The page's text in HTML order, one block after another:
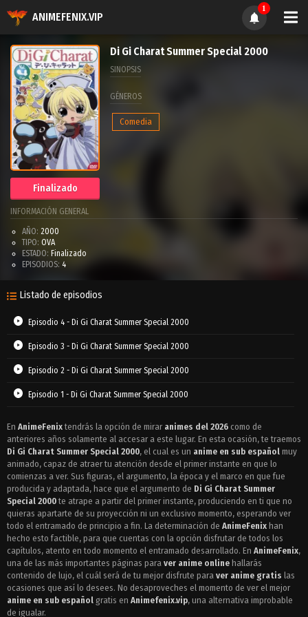
ANIMEFENIX.VIP
1
Finalizado
Di Gi Charat Summer Special 2000
SINOPSIS
GÉNEROS
Comedia
INFORMACIÓN GENERAL
AÑO: 2000
TIPO: OVA
ESTADO: Finalizado
EPISODIOS: 4
Listado de episodios
Episodio 4 - Di Gi Charat Summer Special 2000
Episodio 3 - Di Gi Charat Summer Special 2000
Episodio 2 - Di Gi Charat Summer Special 2000
Episodio 1 - Di Gi Charat Summer Special 2000
En AnimeFenix tendrás la opción de mirar animes del 2026 como de
anteriores años solamente al accesar a este lugar. En esta ocasión, te traemos
Di Gi Charat Summer Special 2000, el cual es un anime en sub español muy
animado, capaz de atraer tu atención desde el primer instante en que lo
comienzas a ver. Sus figuras, el argumento, la época y el marco en que fue
producida y adaptada, hace que el argumento de Di Gi Charat Summer
Special 2000 te atrape a partir del primer instante, produciendo en ti que no
quieras apartarte de su proyección ni un exclusivo momento, esperando ver
todo el entramado de principio a fin. La determinación de AnimeFenix han
hecho esto factible, para que cuentas con la opción disfrutar de todos los
capítulos, atento en todo momento el entramado desarrollado. En AnimeFenix,
una de las más importantes páginas para ver anime online hallarás
contenido de lujo, el cuál será de tu mejor disfrute para ver anime gratis las
ocasiones que así lo desees. No desaproveches el momento de ver el mejor
anime en sub español gratis en Animefenix.vip, una alternativa improbable
de igualar.